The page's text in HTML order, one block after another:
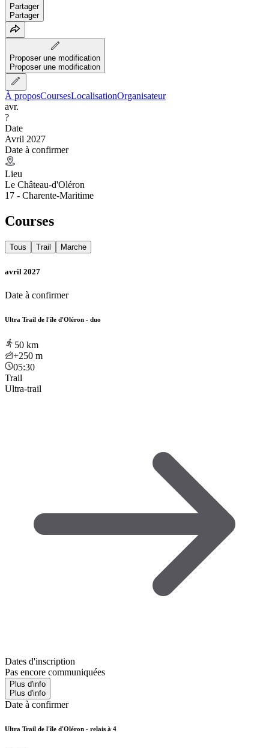
Partager
Partager
Proposer une modification
Proposer une modification
À proposCoursesLocalisationOrganisateur
avr.
?
Date
Avril 2027
Date à confirmer
Lieu
Le Château-d'Oléron
17 - Charente-Maritime
Courses
Tous Trail Marche
avril 2027
Date à confirmer
Ultra Trail de l'île d'Oléron - duo
50 km
+250 m
05:30
Trail
Ultra-trail
Dates d'inscription
Pas encore communiquées
Plus d'info
Plus d'info
Date à confirmer
Ultra Trail de l'île d'Oléron - relais à 4